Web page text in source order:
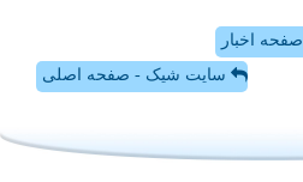
صفحه اخبار
سایت شیک - صفحه اصلی